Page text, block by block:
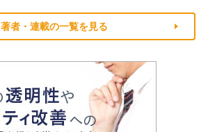
著者・連載の一覧を見る